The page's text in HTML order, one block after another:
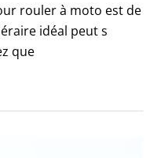
rouler à moto est de
idéal peut s
que